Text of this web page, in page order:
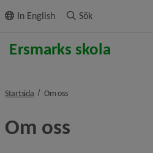
innehållet
In English Sök
Startsida Om ossnivå i
Om oss